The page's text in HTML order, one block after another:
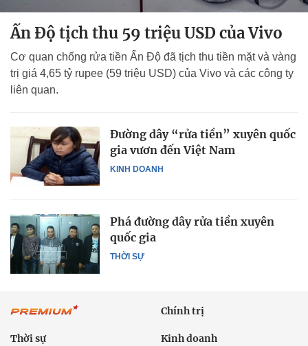
Ấn Độ tịch thu 59 triệu USD của Vivo
Cơ quan chống rửa tiền Ấn Độ đã tịch thu tiền mặt và vàng
trị giá 4,65 tỷ rupee (59 triệu USD) của Vivo và các công ty
liên quan.
KINH DOANH
Đường dây “rửa tiền” xuyên quốc
gia vươn đến Việt Nam
THỜI SỰ
Phá đường dây rửa tiền xuyên
quốc gia
Chính trị
Thời sự Kinh doanh